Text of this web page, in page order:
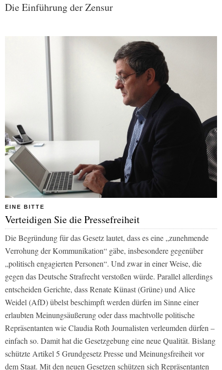
Die Einführung der Zensur
EINE BITTE
Verteidigen Sie die Pressefreiheit
Die Begründung für das Gesetz lautet, dass es eine „zunehmende
Verrohung der Kommunikation“ gäbe, insbesondere gegenüber
„politisch engagierten Personen“. Und zwar in einer Weise, die
gegen das Deutsche Strafrecht verstoßen würde. Parallel allerdings
entscheiden Gerichte, dass Renate Künast (Grüne) und Alice
Weidel (AfD) übelst beschimpft werden dürfen im Sinne einer
erlaubten Meinungsäußerung oder dass machtvolle politische
Repräsentanten wie Claudia Roth Journalisten verleumden dürfen –
einfach so. Damit hat die Gesetzgebung eine neue Qualität. Bislang
schützte Artikel 5 Grundgesetz Presse und Meinungsfreiheit vor
dem Staat. Mit den neuen Gesetzen schützen sich Repräsentanten